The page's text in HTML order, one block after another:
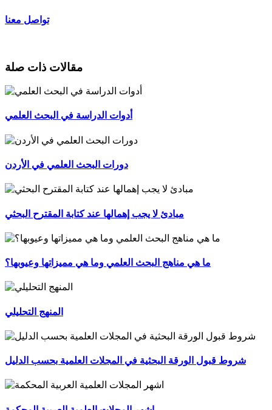
تواصل معنا
مقالات ذات صلة
أدوات الدراسة في البحث العلمي
دورات البحث العلمي في الأردن
مبادئ لا يجب إهمالها عند كتابة المقترح البحثي
ما هي مناهج البحث العلمي وما هي مميزاتها وعيوبها؟
المنهج التحليلي